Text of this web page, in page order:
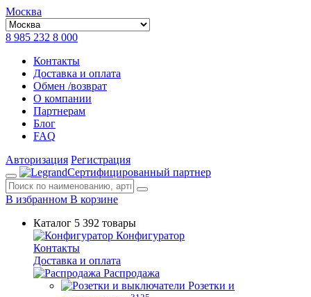
Москва
8 985 232 8 000
Контакты
Доставка и оплата
Обмен /возврат
О компании
Партнерам
Блог
FAQ
Авторизация Регистрация
Сертифицированный партнер
В избранном В корзине
Каталог 5 392 товары
Конфигуратор
Контакты
Доставка и оплата
Распродажа
Розетки и